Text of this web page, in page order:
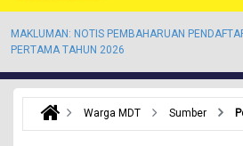
MAKLUMAN: NOTIS PEMBAHARUAN
PERTAMA TAHUN 2026
Warga MDT Sumber